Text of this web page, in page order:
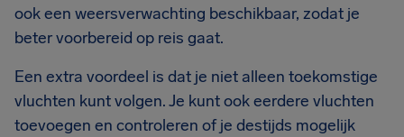
ook een weersverwachting beschikbaar, zodat je
beter voorbereid op reis gaat.
Een extra voordeel is dat je niet alleen toekomstige
vluchten kunt volgen. Je kunt ook eerdere vluchten
toevoegen en controleren of je destijds mogelijk